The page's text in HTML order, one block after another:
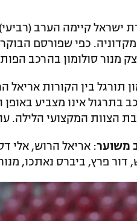
ישראל קיימה הערב
מנור סולומון בהרכב
תורגל בין הקורות אריאל
בתרגול אינו מצביע
הצוות המקצועי הלילה.
משוער: אריאל הרוש, אלי
דור פרץ, ביברס נאתכו,